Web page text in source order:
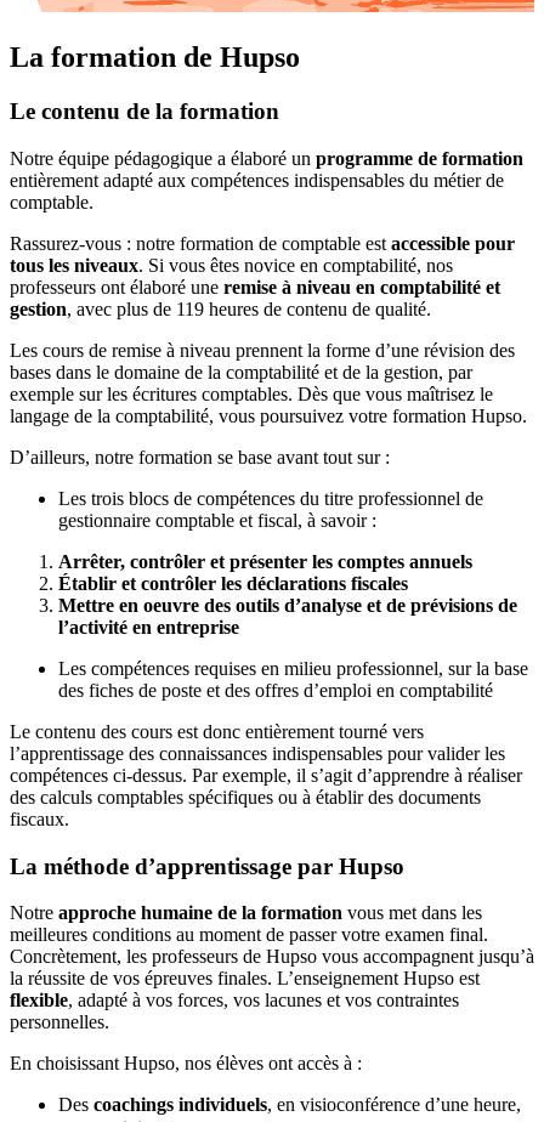
La formation de Hupso
Le contenu de la formation
Notre équipe pédagogique a élaboré un programme de formation
entièrement adapté aux compétences indispensables du métier de
comptable.
Rassurez-vous : notre formation de comptable est accessible pour
tous les niveaux. Si vous êtes novice en comptabilité, nos
professeurs ont élaboré une remise à niveau en comptabilité et
gestion, avec plus de 119 heures de contenu de qualité.
Les cours de remise à niveau prennent la forme d’une révision des
bases dans le domaine de la comptabilité et de la gestion, par
exemple sur les écritures comptables. Dès que vous maîtrisez le
langage de la comptabilité, vous poursuivez votre formation Hupso.
D’ailleurs, notre formation se base avant tout sur :
Les trois blocs de compétences du titre professionnel de
gestionnaire comptable et fiscal, à savoir :
Arrêter, contrôler et présenter les comptes annuels
Établir et contrôler les déclarations fiscales
Mettre en oeuvre des outils d’analyse et de prévisions de
l’activité en entreprise
Les compétences requises en milieu professionnel, sur la base
des fiches de poste et des offres d’emploi en comptabilité
Le contenu des cours est donc entièrement tourné vers
l’apprentissage des connaissances indispensables pour valider les
compétences ci-dessus. Par exemple, il s’agit d’apprendre à réaliser
des calculs comptables spécifiques ou à établir des documents
fiscaux.
La méthode d’apprentissage par Hupso
Notre approche humaine de la formation vous met dans les
meilleures conditions au moment de passer votre examen final.
Concrètement, les professeurs de Hupso vous accompagnent jusqu’à
la réussite de vos épreuves finales. L’enseignement Hupso est
flexible, adapté à vos forces, vos lacunes et vos contraintes
personnelles.
En choisissant Hupso, nos élèves ont accès à :
Des coachings individuels, en visioconférence d’une heure,